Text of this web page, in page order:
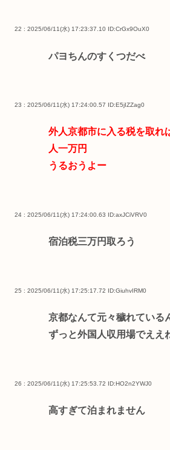
22 : 2025/06/11(水) 17:23:37.10 ID:CrGx9OuX0
パヨちんのすくつだべ
23 : 2025/06/11(水) 17:24:00.57 ID:E5jIZZag0
外人京都市に入る税を取
人一万円
うるおうよー
24 : 2025/06/11(水) 17:24:00.63 ID:axJCiVRV0
宿泊税三万円取ろう
25 : 2025/06/11(水) 17:25:17.72 ID:GiuhvIRM0
京都なんて元々穢れている
ずっと外国人収用場でええ
26 : 2025/06/11(水) 17:25:53.72 ID:HO2n2YWJ0
高すぎて泊まれません